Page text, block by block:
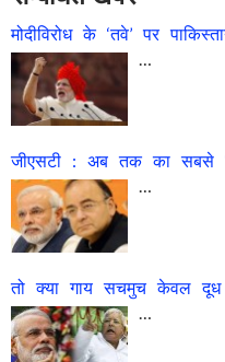
मोदीविरोध के ‘तवे’ पर
जीएसटी : अब तक का सबसे
…
तो क्या गाय सचमुच केवल दूध
…